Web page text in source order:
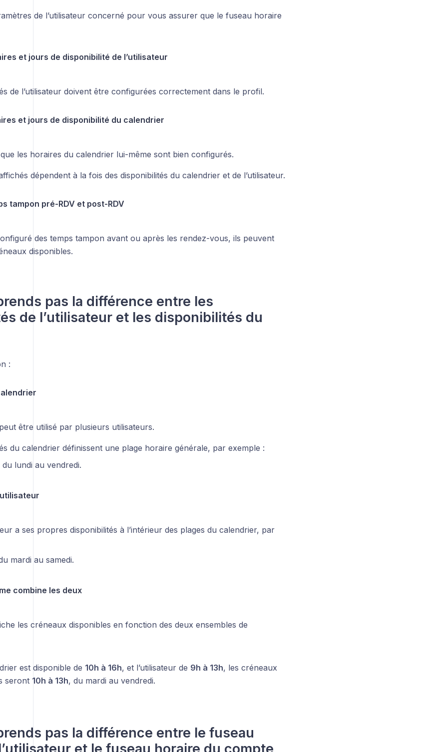
de l’utilisateur concerné pour vous assurer que le fuseau horaire
et jours de disponibilité de l’utilisateur
de l’utilisateur doivent être configurées correctement dans le profil.
et jours de disponibilité du calendrier
les horaires du calendrier lui-même sont bien configurés.
dépendent à la fois des disponibilités du calendrier et de l’utilisateur.
tampon pré-RDV et post-RDV
des temps tampon avant ou après les rendez-vous, ils peuvent
disponibles.
pas la différence entre les
de l’utilisateur et les disponibilités du
:
être utilisé par plusieurs utilisateurs.
du calendrier définissent une plage horaire générale, par exemple :
du lundi au vendredi.
a ses propres disponibilités à l’intérieur des plages du calendrier, par
mardi au samedi.
combine les deux
les créneaux disponibles en fonction des deux ensembles de
est disponible de 10h à 16h, et l’utilisateur de 9h à 13h, les créneaux
seront 10h à 13h, du mardi au vendredi.
pas la différence entre le fuseau